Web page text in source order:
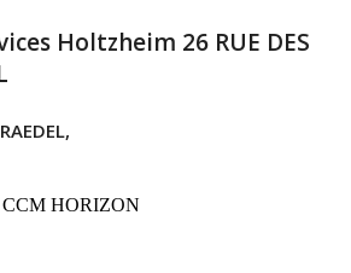
Holtzheim 26 RUE DES